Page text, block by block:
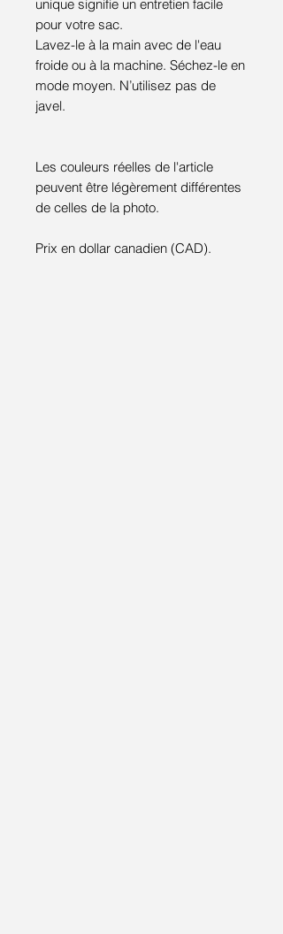
unique signifie un entretien facile
pour votre sac.
Lavez-le à la main avec de l'eau
froide ou à la machine. Séchez-le en
mode moyen. N’utilisez pas de
javel.
Les couleurs réelles de l'article
peuvent être légèrement différentes
de celles de la photo.
Prix en dollar canadien (CAD).